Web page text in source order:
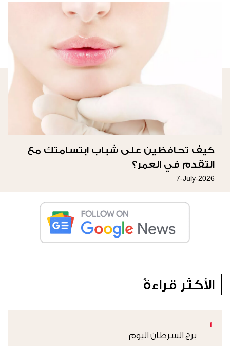
كيف تحافظين على شباب ابتسامتك مع
التقدم في العمر؟
7-July-2026
الأكثر قراءةً
1
برج السرطان اليوم